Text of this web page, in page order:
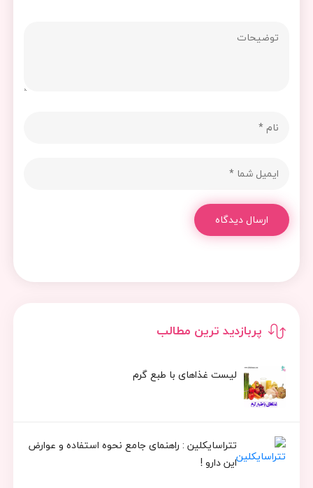
پربازدید ترین مطالب
لیست غذاهای با طبع گرم
تتراسایکلین : راهنمای جامع نحوه استفاده و عوارض
این دارو !
ارسال دیدگاه